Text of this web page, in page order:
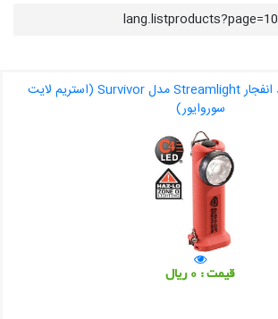
lang.listproducts?page=10
چراغ قوه ایمنی ضد انفجار Streamlight مدل Survivor (استریم لایت
سوروایور)
قیمت : 0 ریال